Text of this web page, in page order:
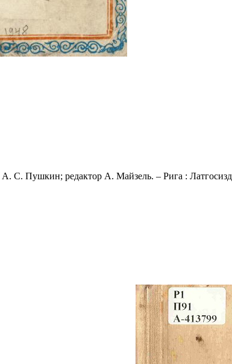
С. Пушкин; редактор А. Майзель. – Рига :